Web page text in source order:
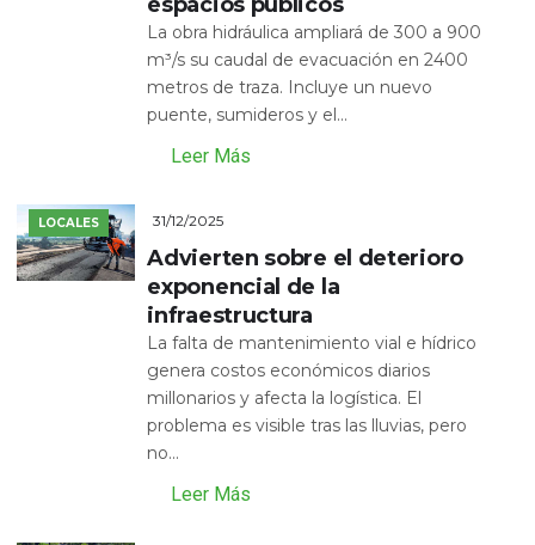
La obra hidráulica ampliará de 300 a 900
m³/s su caudal de evacuación en 2400
metros de traza. Incluye un nuevo
puente, sumideros y el...
Leer Más
LOCALES 31/12/2025
Advierten sobre el deterioro
exponencial de la
infraestructura
La falta de mantenimiento vial e hídrico
genera costos económicos diarios
millonarios y afecta la logística. El
problema es visible tras las lluvias, pero
no...
Leer Más